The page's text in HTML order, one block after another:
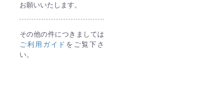
お願いいたします。
その他の件につきましては
ご利用ガイド をご覧下さ
い。